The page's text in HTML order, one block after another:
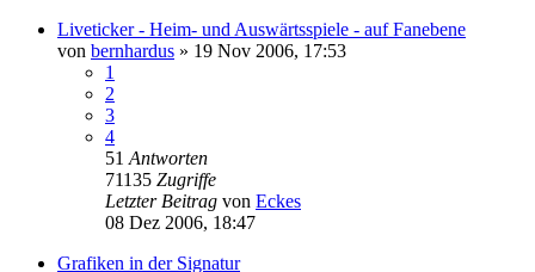
Liveticker - Heim- und Auswärtsspiele - auf Fanebene
von bernhardus » 19 Nov 2006, 17:53
1
2
3
4
51 Antworten
71135 Zugriffe
Letzter Beitrag von Eckes
08 Dez 2006, 18:47
Grafiken in der Signatur